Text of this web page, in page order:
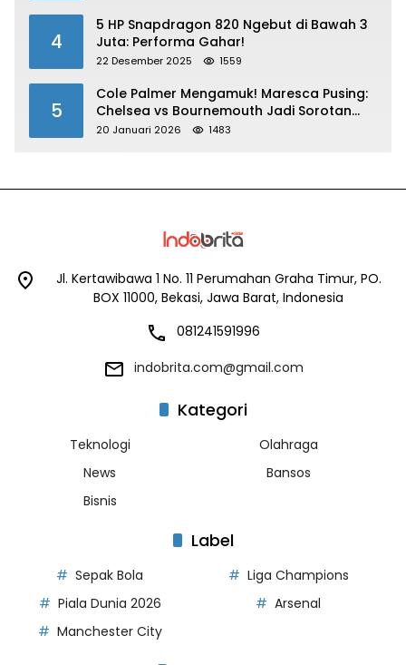
4
5 HP Snapdragon 820 Ngebut di Bawah 3
Juta: Performa Gahar!
22 Desember 2025 1559
5
Cole Palmer Mengamuk! Maresca Pusing:
Chelsea vs Bournemouth Jadi Sorotan
Utama
20 Januari 2026 1483
Jl. Kertawibawa 1 No. 11 Perumahan Graha Timur, PO.
BOX 11000, Bekasi, Jawa Barat, Indonesia
081241591996
indobrita.com@gmail.com
Kategori
Teknologi
Olahraga
News
Bansos
Bisnis
Label
Sepak Bola
Liga Champions
Piala Dunia 2026
Arsenal
Manchester City